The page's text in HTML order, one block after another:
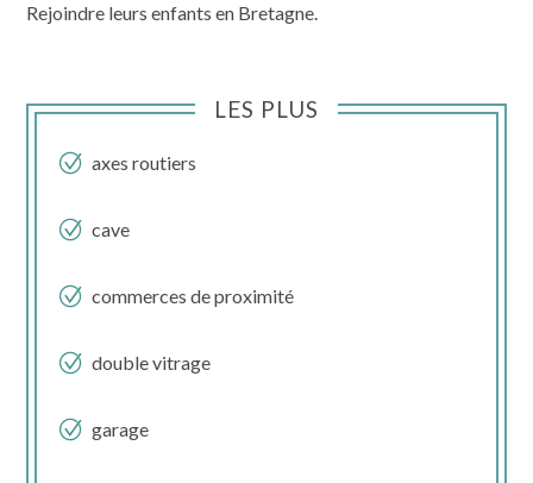
Rejoindre leurs enfants en Bretagne.
LES PLUS
axes routiers
cave
commerces de proximité
double vitrage
garage